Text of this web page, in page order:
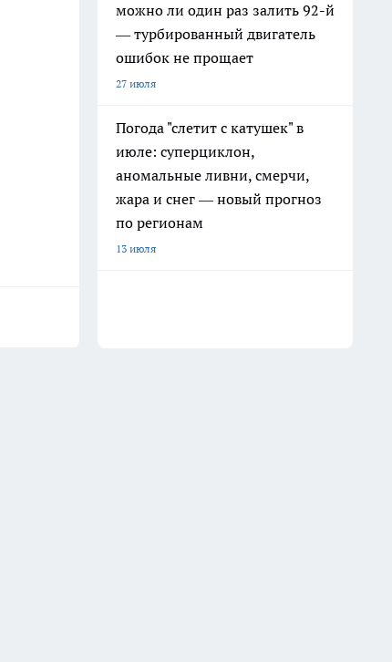
можно ли один раз залить 92-й
— турбированный двигатель
ошибок не прощает
27 июля
Погода "слетит с катушек" в
июле: суперциклон,
аномальные ливни, смерчи,
жара и снег — новый прогноз
по регионам
13 июля